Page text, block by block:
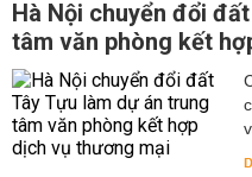
Hà Nội chuyển đổi
tâm văn phòng kết